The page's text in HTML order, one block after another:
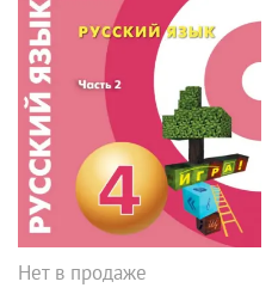
Нет в продаже